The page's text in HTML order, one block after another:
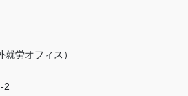
労オフィス）
2